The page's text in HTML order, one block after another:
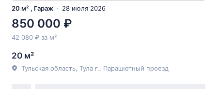
20 м² , Гараж 28 июля 2026
850 000 ₽
42 080 ₽ за м²
20 м²
Тульская область, Тула г., Парашютный проезд